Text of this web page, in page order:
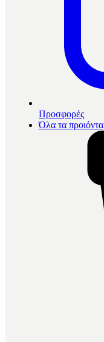
Προσφορές
Όλα τα προιόντα